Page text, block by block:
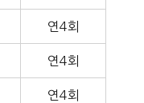
연4회
연4회
연4회